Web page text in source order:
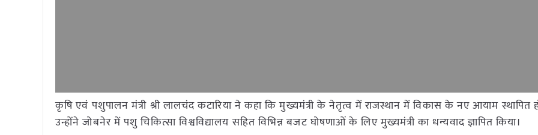
कृषि एवं पशुपालन मंत्री श्री लालचंद कटारिया ने कहा कि मुख्यमंत्री के नेतृत्व में राजस्थान में विकास के नए आयाम स्थापित
उन्होंने जोबनेर में पशु चिकित्सा विश्वविद्यालय सहित विभिन्न बजट घोषणाओं के लिए मुख्यमंत्री का धन्यवाद ज्ञापित किया।